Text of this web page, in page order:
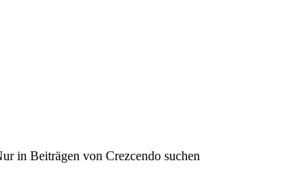
in Beiträgen von Crezcendo suchen